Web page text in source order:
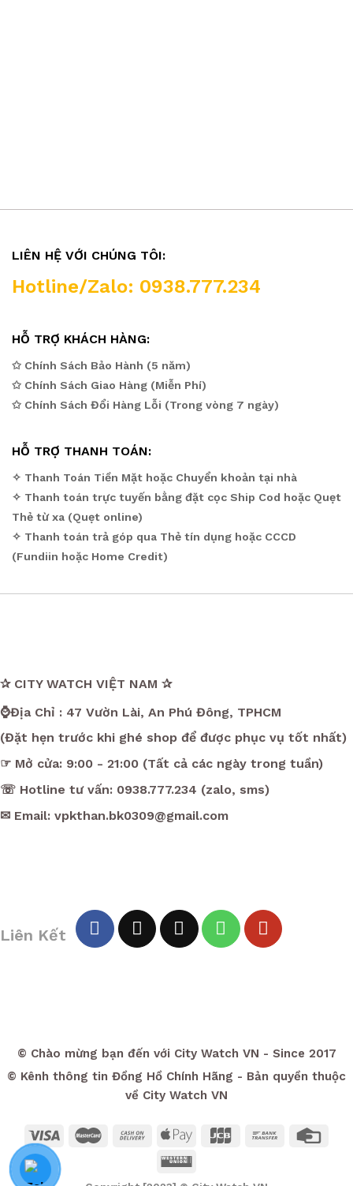
LIÊN HỆ VỚI CHÚNG TÔI:
Hotline/Zalo: 0938.777.234
HỖ TRỢ KHÁCH HÀNG:
✩ Chính Sách Bảo Hành (5 năm)
✩ Chính Sách Giao Hàng (Miễn Phí)
✩ Chính Sách Đổi Hàng Lỗi (Trong vòng 7 ngày)
HỖ TRỢ THANH TOÁN:
✧ Thanh Toán Tiền Mặt hoặc Chuyển khoản tại nhà
✧ Thanh toán trực tuyến bằng đặt cọc Ship Cod hoặc Quẹt
Thẻ từ xa (Quẹt online)
✧ Thanh toán trả góp qua Thẻ tín dụng hoặc CCCD
(Fundiin hoặc Home Credit)
✰ CITY WATCH VIỆT NAM ✰
⌚Địa Chỉ : 47 Vườn Lài, An Phú Đông, TPHCM
(Đặt hẹn trước khi ghé shop để được phục vụ tốt nhất)
☞ Mở cửa: 9:00 - 21:00 (Tất cả các ngày trong tuần)
☏ Hotline tư vấn: 0938.777.234 (zalo, sms)
✉ Email: vpkthan.bk0309@gmail.com
Liên Kết
© Chào mừng bạn đến với City Watch VN - Since 2017
© Kênh thông tin Đồng Hồ Chính Hãng - Bản quyền thuộc
về City Watch VN